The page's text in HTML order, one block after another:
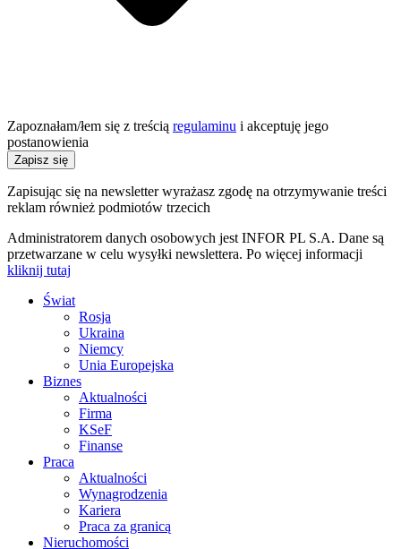
Zapoznałam/łem się z treścią regulaminu i akceptuję jego
postanowienia
Zapisz się
Zapisując się na newsletter wyrażasz zgodę na otrzymywanie treści
reklam również podmiotów trzecich
Administratorem danych osobowych jest INFOR PL S.A. Dane są
przetwarzane w celu wysyłki newslettera. Po więcej informacji
kliknij tutaj
Świat
Rosja
Ukraina
Niemcy
Unia Europejska
Biznes
Aktualności
Firma
KSeF
Finanse
Praca
Aktualności
Wynagrodzenia
Kariera
Praca za granicą
Nieruchomości